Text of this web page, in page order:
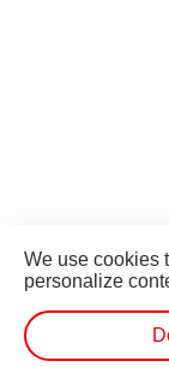
We use cookies
personalize